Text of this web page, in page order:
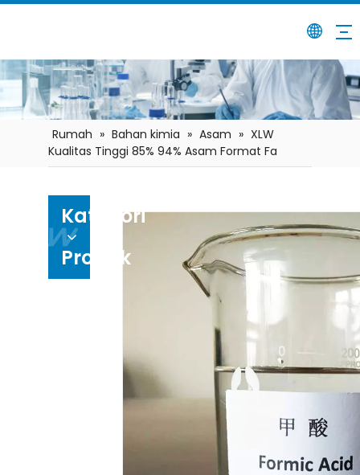
Rumah » Bahan kimia » Asam » XLW
Kualitas Tinggi 85% 94% Asam Format Fa
Kategori
Produk